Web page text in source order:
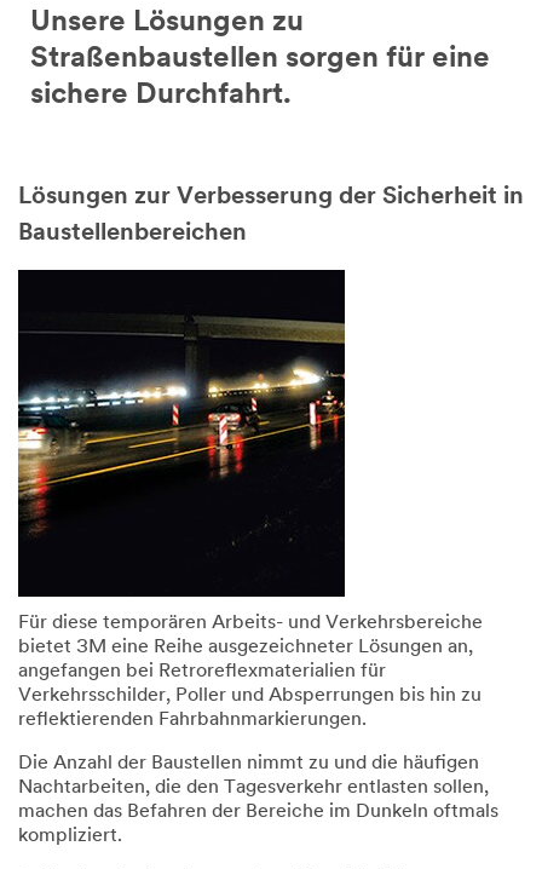
Unsere Lösungen zu
Straßenbaustellen sorgen für eine
sichere Durchfahrt.
Lösungen zur Verbesserung der Sicherheit in
Baustellenbereichen
Für diese temporären Arbeits- und Verkehrsbereiche
bietet 3M eine Reihe ausgezeichneter Lösungen an,
angefangen bei Retroreflexmaterialien für
Verkehrsschilder, Poller und Absperrungen bis hin zu
reflektierenden Fahrbahnmarkierungen.
Die Anzahl der Baustellen nimmt zu und die häufigen
Nachtarbeiten, die den Tagesverkehr entlasten sollen,
machen das Befahren der Bereiche im Dunkeln oftmals
kompliziert.